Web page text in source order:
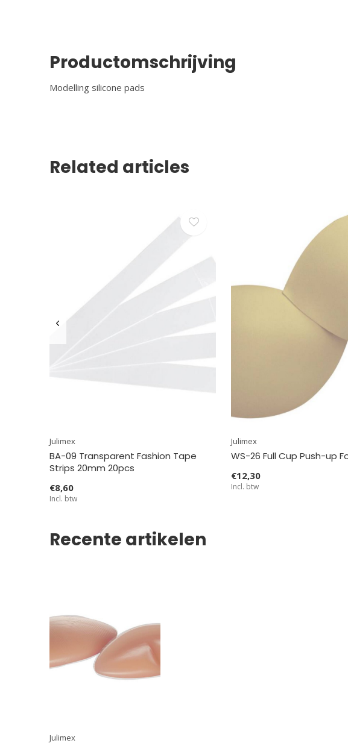
Productomschrijving
Modelling silicone pads
Related articles
Julimex
BA-09 Transparent Fashion Tape
Strips 20mm 20pcs
€8,60
Incl. btw
Julimex
WS-26 Full Cup Push-up
€12,30
Incl. btw
Recente artikelen
Julimex